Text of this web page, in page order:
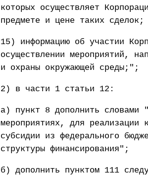
которых осуществляет
предмете и цене таких сделок;
15) информацию об участии
осуществлении мероприятий,
и охраны окружающей среды;";
2) в части 1 статьи 12:
а) пункт 8 дополнить словами
мероприятиях, для реализации
субсидии из федерального
структуры финансирования";
б) дополнить пунктом 111